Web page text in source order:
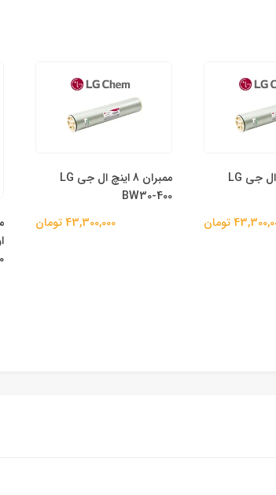
ممبران 8 اینچ ال جی LG
تومان
ممبران 8 اینچ ال جی LG
BW30-400
43,300,000 تومان